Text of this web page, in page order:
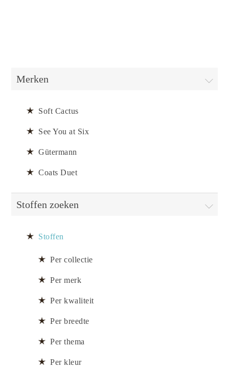
Merken
Soft Cactus
See You at Six
Gütermann
Coats Duet
Stoffen zoeken
Stoffen
Per collectie
Per merk
Per kwaliteit
Per breedte
Per thema
Per kleur